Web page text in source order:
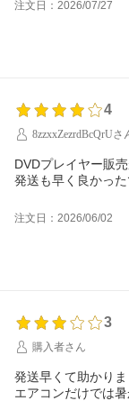
注文日：2026/07/27
4
8zzxxZezrdBcQrUさ
DVDプレイヤー販
発送も早く良かった
注文日：2026/06/02
3
購入者さん
発送早くて助かりま
エアコンだけでは暑